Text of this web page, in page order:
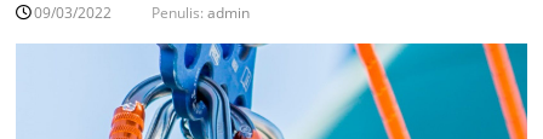
09/03/2022 Penulis:admin